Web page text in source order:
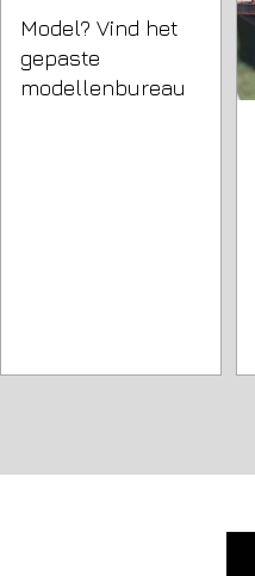
Model? Vind het
gepaste
modellenbureau